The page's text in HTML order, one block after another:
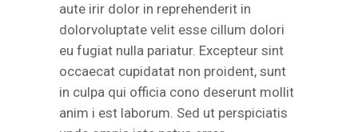
aute irir dolor in reprehenderit in
dolorvoluptate velit esse cillum dolori
eu fugiat nulla pariatur. Excepteur sint
occaecat cupidatat non proident, sunt
in culpa qui officia cono deserunt mollit
anim i est laborum. Sed ut perspiciatis